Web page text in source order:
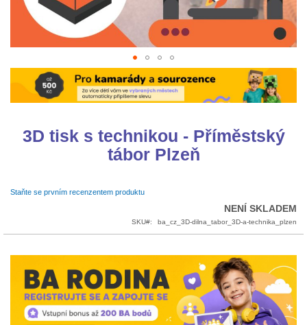
3D tisk s technikou - Příměstský
tábor Plzeň
Staňte se prvním recenzentem produktu
NENÍ SKLADEM
SKU ba_cz_3D-dilna_tabor_3D-a-technika_plzen
Přeskočit
začátek
obrázky